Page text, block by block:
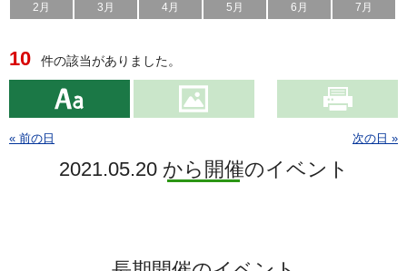
2月
3月 4月 5月 6月 7月
10 件の該当がありました。
« 前の日 次の日 »
2021.05.20 から開催のイベント